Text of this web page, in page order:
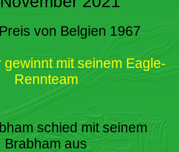
von Belgien 1967
gewinnt mit seinem Eagle-
Rennteam
schied mit seinem
Brabham aus